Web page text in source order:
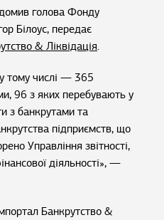
голова Фонду
Білоус, передає
& Ліквідація.
тому числі — 365
96 з яких перебувають у
з банкрутами та
підприємств, що
Управління звітності,
діяльності», —
Банкрутство &